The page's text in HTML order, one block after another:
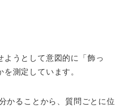
ようとして意図的に「飾っ
測定しています。
かることから、質問ごとに位